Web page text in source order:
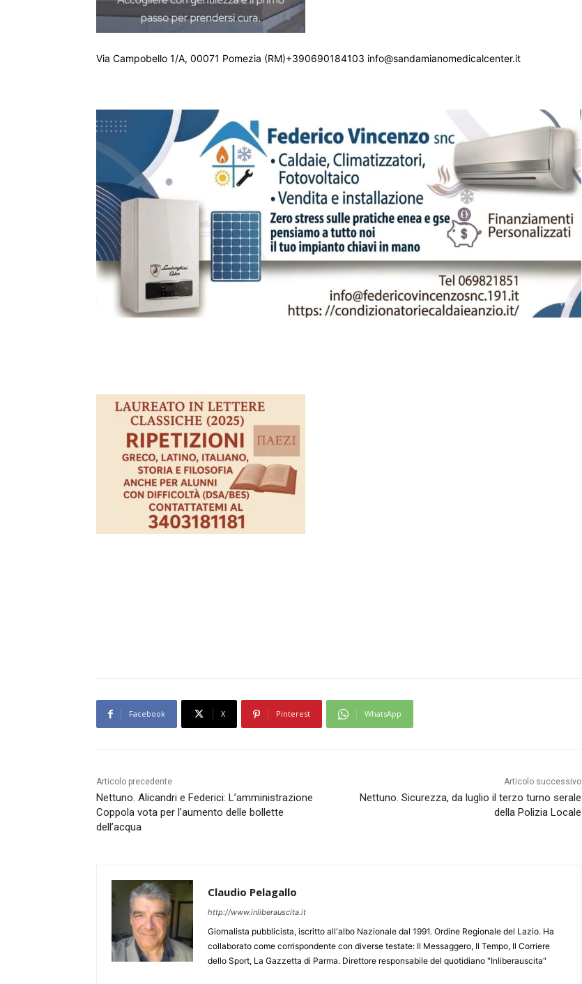
Via Campobello 1/A, 00071 Pomezia (RM)+390690184103 info@sandamianomedicalcenter.it
Facebook X Pinterest WhatsApp
Articolo precedente
Nettuno. Alicandri e Federici: L’amministrazione
Coppola vota per l’aumento delle bollette
dell’acqua
Articolo successivo
Nettuno. Sicurezza, da luglio il terzo turno serale
della Polizia Locale
Claudio Pelagallo
http://www.inliberauscita.it
Giornalista pubblicista, iscritto all'albo Nazionale dal 1991. Ordine Regionale del Lazio. Ha
collaborato come corrispondente con diverse testate: Il Messaggero, Il Tempo, Il Corriere
dello Sport, La Gazzetta di Parma. Direttore responsabile del quotidiano "Inliberauscita"